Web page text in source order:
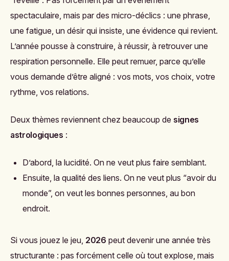
spectaculaire, mais par des micro-déclics : une phrase,
une fatigue, un désir qui insiste, une évidence qui revient.
L’année pousse à construire, à réussir, à retrouver une
respiration personnelle. Elle peut remuer, parce qu’elle
vous demande d’être aligné : vos mots, vos choix, votre
rythme, vos relations.
Deux thèmes reviennent chez beaucoup de signes
astrologiques :
D’abord, la lucidité. On ne veut plus faire semblant.
Ensuite, la qualité des liens. On ne veut plus “avoir du
monde”, on veut les bonnes personnes, au bon
endroit.
Si vous jouez le jeu, 2026 peut devenir une année très
structurante : pas forcément celle où tout explose, mais